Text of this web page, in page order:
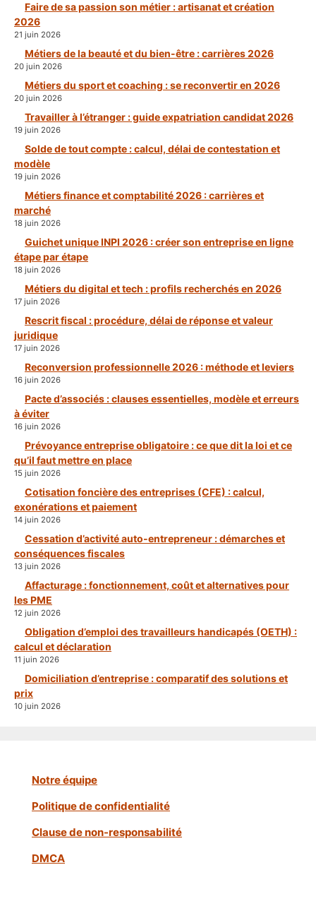
Faire de sa passion son métier : artisanat et création
2026
21 juin 2026
Métiers de la beauté et du bien-être : carrières 2026
20 juin 2026
Métiers du sport et coaching : se reconvertir en 2026
20 juin 2026
Travailler à l’étranger : guide expatriation candidat 2026
19 juin 2026
Solde de tout compte : calcul, délai de contestation et
modèle
19 juin 2026
Métiers finance et comptabilité 2026 : carrières et
marché
18 juin 2026
Guichet unique INPI 2026 : créer son entreprise en ligne
étape par étape
18 juin 2026
Métiers du digital et tech : profils recherchés en 2026
17 juin 2026
Rescrit fiscal : procédure, délai de réponse et valeur
juridique
17 juin 2026
Reconversion professionnelle 2026 : méthode et leviers
16 juin 2026
Pacte d’associés : clauses essentielles, modèle et erreurs
à éviter
16 juin 2026
Prévoyance entreprise obligatoire : ce que dit la loi et ce
qu’il faut mettre en place
15 juin 2026
Cotisation foncière des entreprises (CFE) : calcul,
exonérations et paiement
14 juin 2026
Cessation d’activité auto-entrepreneur : démarches et
conséquences fiscales
13 juin 2026
Affacturage : fonctionnement, coût et alternatives pour
les PME
12 juin 2026
Obligation d’emploi des travailleurs handicapés (OETH) :
calcul et déclaration
11 juin 2026
Domiciliation d’entreprise : comparatif des solutions et
prix
10 juin 2026
Notre équipe
Politique de confidentialité
Clause de non-responsabilité
DMCA